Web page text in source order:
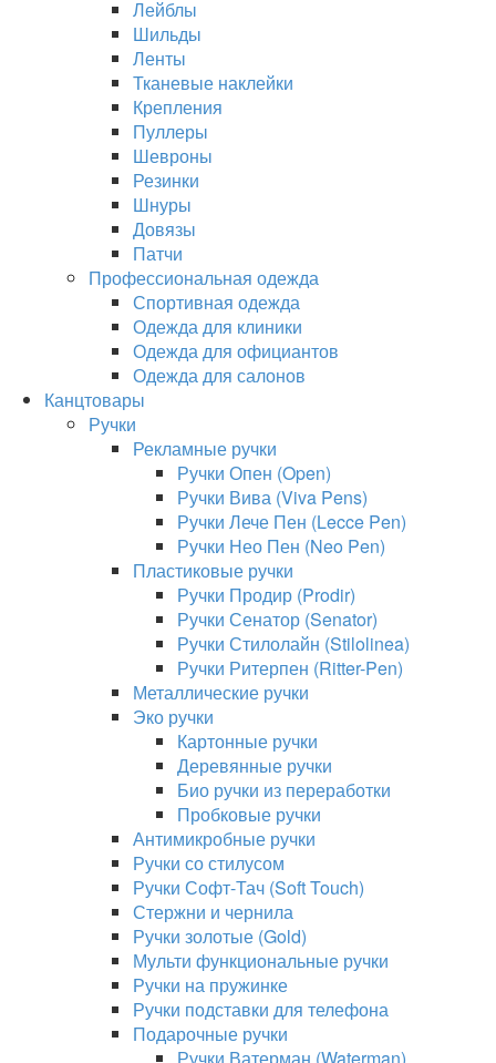
Лейблы
Шильды
Ленты
Тканевые наклейки
Крепления
Пуллеры
Шевроны
Резинки
Шнуры
Довязы
Патчи
Профессиональная одежда
Спортивная одежда
Одежда для клиники
Одежда для официантов
Одежда для салонов
Канцтовары
Ручки
Рекламные ручки
Ручки Опен (Open)
Ручки Вива (Viva Pens)
Ручки Лече Пен (Lecce Pen)
Ручки Нео Пен (Neo Pen)
Пластиковые ручки
Ручки Продир (Prodir)
Ручки Сенатор (Senator)
Ручки Стилолайн (Stilolinea)
Ручки Ритерпен (Ritter-Pen)
Металлические ручки
Эко ручки
Картонные ручки
Деревянные ручки
Био ручки из переработки
Пробковые ручки
Антимикробные ручки
Ручки со стилусом
Ручки Софт-Тач (Soft Touch)
Стержни и чернила
Ручки золотые (Gold)
Мульти функциональные ручки
Ручки на пружинке
Ручки подставки для телефона
Подарочные ручки